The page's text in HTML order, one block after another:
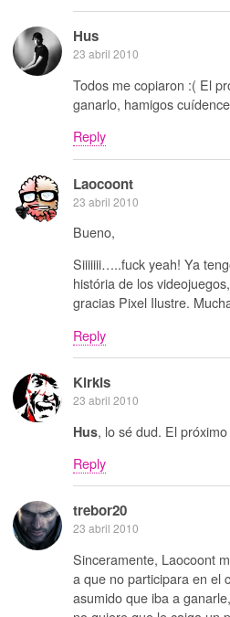
Hus
23 abril 2010
Todos me copiaron :( El
ganarlo, hamigos
Reply
Laocoont
23 abril 2010
Bueno,
Siiiiiii…..fuck yeah! Ya
história de los
gracias Pixel Ilustre.
Reply
Kirkis
23 abril 2010
Hus, lo sé dud. El
Reply
trebor20
23 abril 2010
Sinceramente, Laocoont
a que no participara en el
asumido que iba a